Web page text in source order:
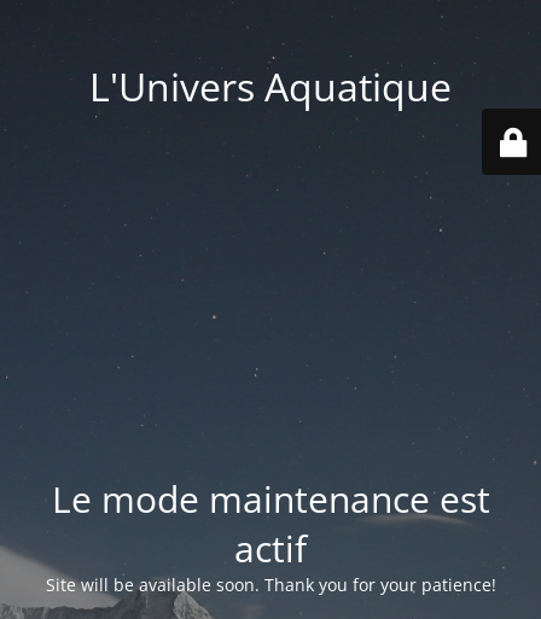
L'Univers Aquatique
Le mode maintenance est
actif
Site will be available soon. Thank you for your patience!